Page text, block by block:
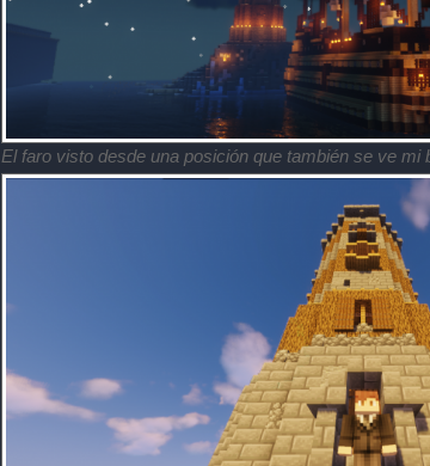
El faro visto desde una posición que también se ve mi